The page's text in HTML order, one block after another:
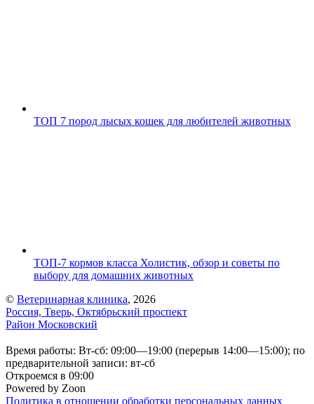
ТОП 7 пород лысых кошек для любителей животных
ТОП-7 кормов класса Холистик, обзор и советы по
выбору для домашних животных
© Ветеринарная клиника, 2026
Россия, Тверь, Октябрьский проспект
Район Московский
Время работы: Вт-сб: 09:00—19:00 (перерыв 14:00—15:00); по
предварительной записи: вт-сб
Откроемся в 09:00
Powered by Zoon
Политика в отношении обработки персональных данных